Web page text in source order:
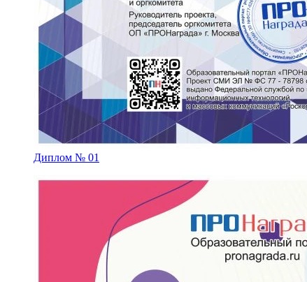
Диплом № 01